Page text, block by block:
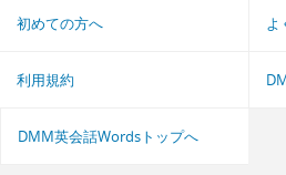
初めての方へ よ
利用規約
DMM英会話Wordsトップへ